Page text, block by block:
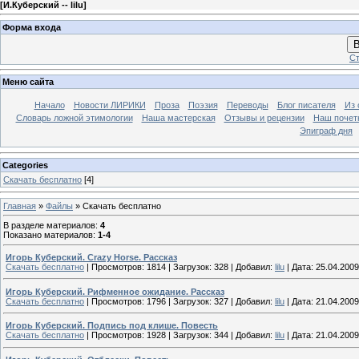
[И.Куберский -- lilu]
Форма входа
Меню сайта
Начало Новости ЛИРИКИ Проза Поэзия Переводы Блог писателя
Из
Словарь ложной этимологии
Наша мастерская Отзывы и рецензии
Наш
Эпиграф дня
Categories
Скачать бесплатно [4]
Главная » Файлы » Скачать бесплатно
В разделе материалов: 4
Показано материалов: 1-4
Игорь Куберский. Crazy Horse. Рассказ
Скачать бесплатно | Просмотров: 1814 | Загрузок: 328 | Добавил: lilu | Дата: 25.04.2009
Игорь Куберский. Рифменное ожидание. Рассказ
Скачать бесплатно | Просмотров: 1796 | Загрузок: 327 | Добавил: lilu | Дата: 21.04.2009
Игорь Куберский. Подпись под клише. Повесть
Скачать бесплатно
Просмотров: 1928 Загрузок: 344 Добавил: lilu Дата: 21.04.2009